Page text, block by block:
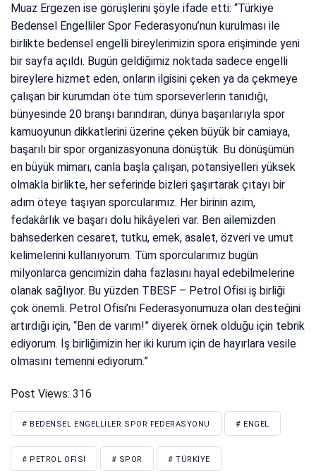
Muaz Ergezen ise görüşlerini şöyle ifade etti: “Türkiye
Bedensel Engelliler Spor Federasyonu’nun kurulması ile
birlikte bedensel engelli bireylerimizin spora erişiminde yeni
bir sayfa açıldı. Bugün geldiğimiz noktada sadece engelli
bireylere hizmet eden, onların ilgisini çeken ya da çekmeye
çalışan bir kurumdan öte tüm sporseverlerin tanıdığı,
bünyesinde 20 branşı barındıran, dünya başarılarıyla spor
kamuoyunun dikkatlerini üzerine çeken büyük bir camiaya,
başarılı bir spor organizasyonuna dönüştük. Bu dönüşümün
en büyük mimarı, canla başla çalışan, potansiyelleri yüksek
olmakla birlikte, her seferinde bizleri şaşırtarak çıtayı bir
adım öteye taşıyan sporcularımız. Her birinin azim,
fedakârlık ve başarı dolu hikâyeleri var. Ben ailemizden
bahsederken cesaret, tutku, emek, asalet, özveri ve umut
kelimelerini kullanıyorum. Tüm sporcularımız bugün
milyonlarca gencimizin daha fazlasını hayal edebilmelerine
olanak sağlıyor. Bu yüzden TBESF – Petrol Ofisi iş birliği
çok önemli. Petrol Ofisi’ni Federasyonumuza olan desteğini
artırdığı için, “Ben de varım!” diyerek örnek olduğu için tebrik
ediyorum. İş birliğimizin her iki kurum için de hayırlara vesile
olmasını temenni ediyorum.”
Post Views: 316
# BEDENSEL ENGELLILER SPOR FEDERASYONU # ENGEL
# PETROL OFISI # SPOR # TÜRKIYE